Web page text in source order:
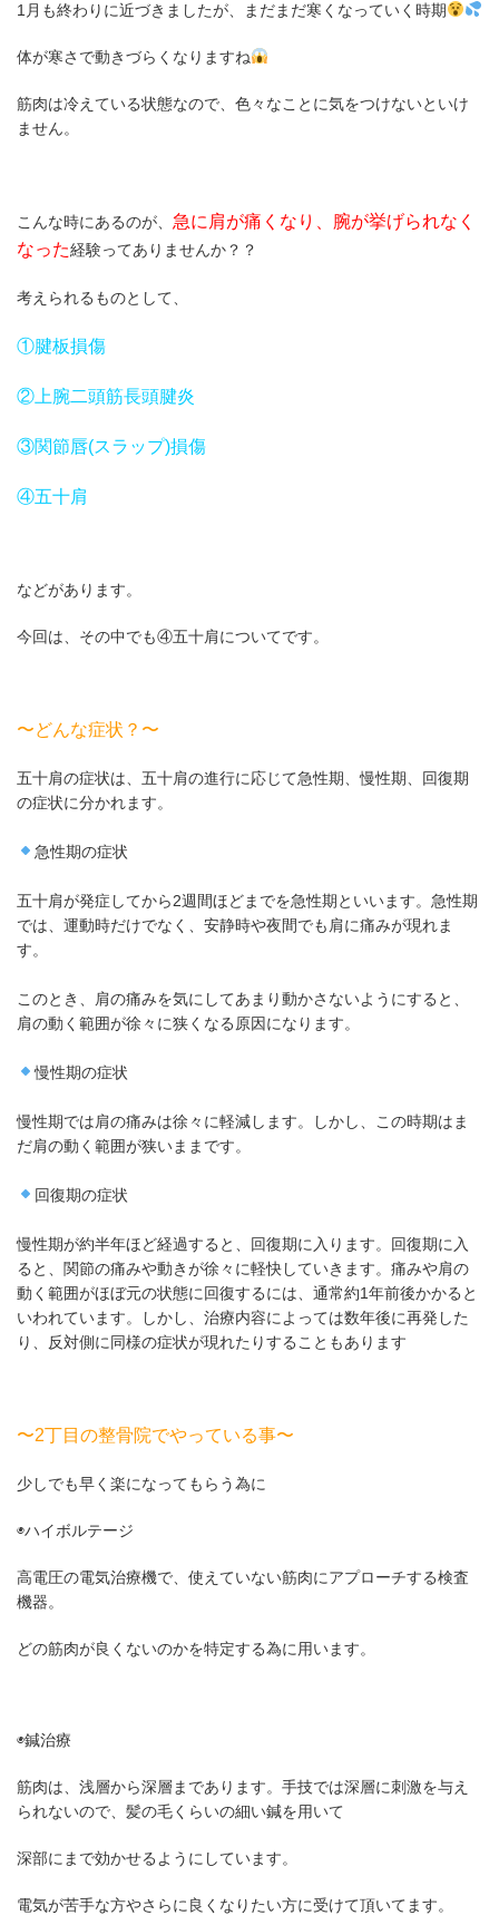
1月も終わりに近づきましたが、まだまだ寒くなっていく時期
体が寒さで動きづらくなりますね
筋肉は冷えている状態なので、色々なことに気をつけないといけ
ません。
こんな時にあるのが、 急に 肩が痛くなり
腕が挙げられなく
なった経験ってありませんか？？
考えられるものとして、
①腱板損傷
②上腕二頭筋長頭腱炎
③関節唇(スラップ)損傷
④五十肩
などがあります。
今回は、その中でも④五十肩についてです。
〜どんな症状？〜
五十肩の症状は、五十肩の進行に応じて急性期、慢性期、回復期
の症状に分かれます。
急性期の症状
五十肩が発症してから2週間ほどまでを急性期といいます。急性期
では、運動時だけでなく、安静時や夜間でも肩に痛みが現れま
す。
このとき、肩の痛みを気にしてあまり動かさないようにすると、
肩の動く範囲が徐々に狭くなる原因になります。
慢性期の症状
慢性期では肩の痛みは徐々に軽減します。しかし、この時期はま
だ肩の動く範囲が狭いままです。
回復期の症状
慢性期が約半年ほど経過すると、回復期に入ります。回復期に入
ると、関節の痛みや動きが徐々に軽快していきます。痛みや肩の
動く範囲がほぼ元の状態に回復するには、通常約1年前後かかると
いわれています。しかし、治療内容によっては数年後に再発した
り、反対側に同様の症状が現れたりすることもあります
〜2丁目の整骨院でやっている事〜
少しでも早く楽になってもらう為に
◉ハイボルテージ
高電圧の電気治療機で、使えていない筋肉にアプローチする検査
機器。
どの筋肉が良くないのかを特定する為に用います。
◉鍼治療
筋肉は、浅層から深層まであります。手技では深層に刺激を与え
られないので、髪の毛くらいの細い鍼を用いて
深部にまで効かせるようにしています。
電気が苦手な方やさらに良くなりたい方に受けて頂いてます。